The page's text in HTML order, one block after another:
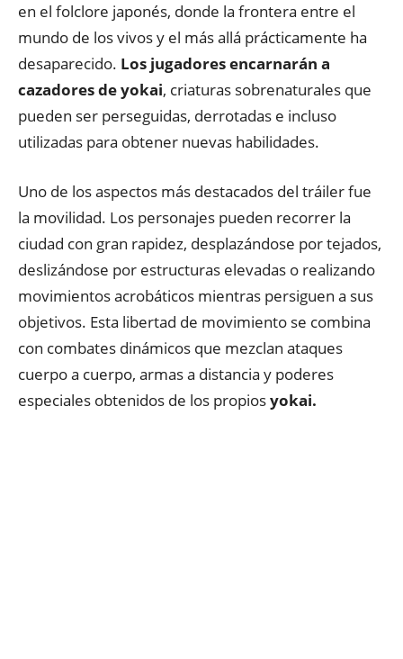
en el folclore japonés, donde la frontera entre el
mundo de los vivos y el más allá prácticamente ha
desaparecido. Los jugadores encarnarán a
cazadores de yokai, criaturas sobrenaturales que
pueden ser perseguidas, derrotadas e incluso
utilizadas para obtener nuevas habilidades.
Uno de los aspectos más destacados del tráiler fue
la movilidad. Los personajes pueden recorrer la
ciudad con gran rapidez, desplazándose por tejados,
deslizándose por estructuras elevadas o realizando
movimientos acrobáticos mientras persiguen a sus
objetivos. Esta libertad de movimiento se combina
con combates dinámicos que mezclan ataques
cuerpo a cuerpo, armas a distancia y poderes
especiales obtenidos de los propiosyokai.